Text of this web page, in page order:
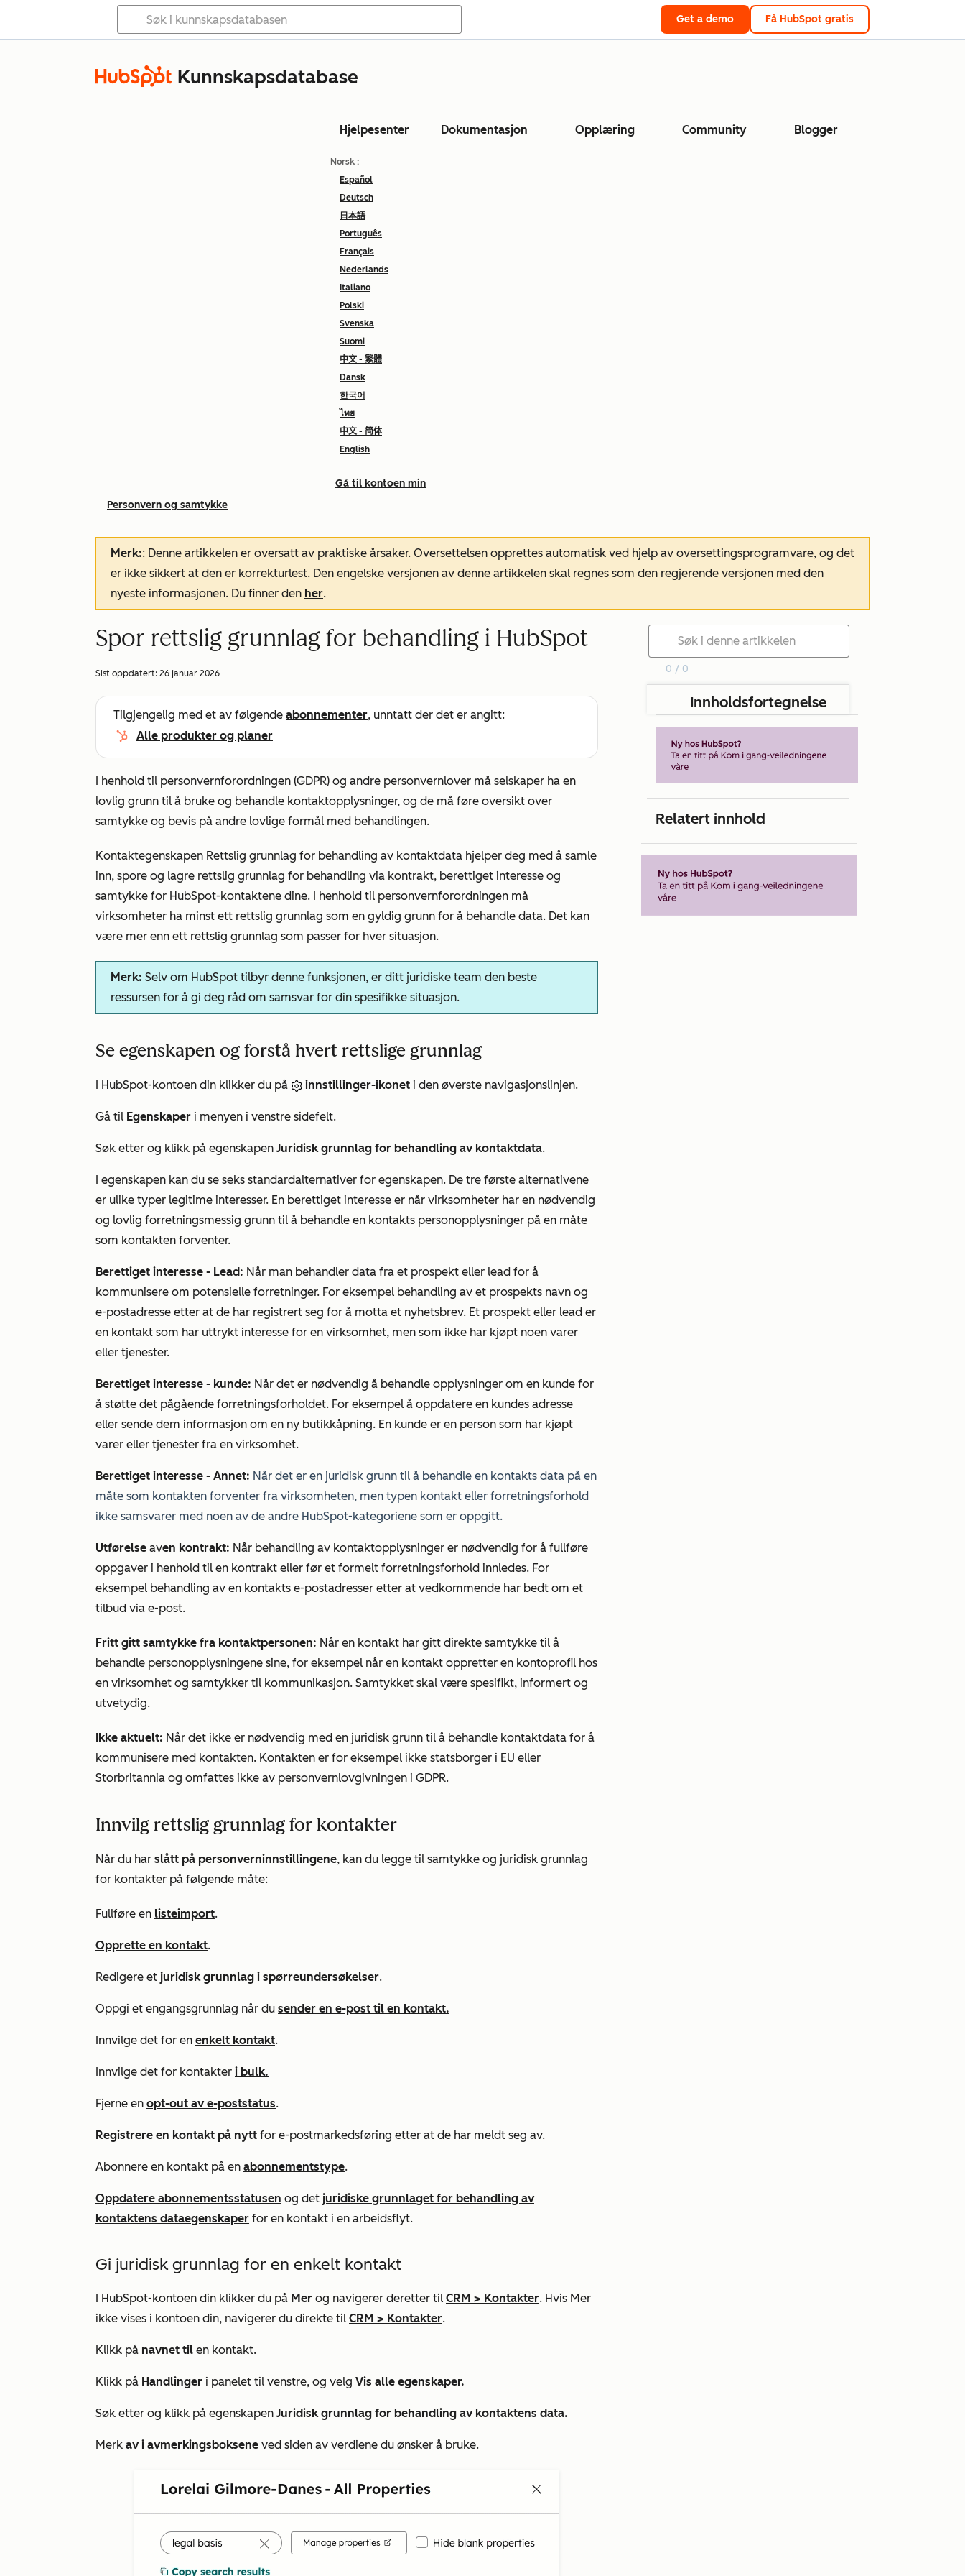
Get a demo Få HubSpot gratis
Kunnskapsdatabase
Hjelpesenter Dokumentasjon Opplæring Community Blogger
Norsk :
Español
Deutsch
日本語
Português
Français
Nederlands
Italiano
Polski
Svenska
Suomi
中文 - 繁體
Dansk
한국어
ไทย
中文 - 简体
English
Gå til kontoen min
Personvern og samtykke
Merk:: Denne artikkelen er oversatt av praktiske årsaker. Oversettelsen opprettes automatisk ved hjelp av oversettingsprogramvare, og det
er ikke sikkert at den er korrekturlest. Den engelske versjonen av denne artikkelen skal regnes som den regjerende versjonen med den
nyeste informasjonen. Du finner den her.
Spor rettslig grunnlag for behandling i HubSpot
Sist oppdatert: 26 januar 2026
Tilgjengelig med et av følgende abonnementer, unntatt der det er angitt:
Alle produkter og planer
I henhold til personvernforordningen (GDPR) og andre personvernlover må selskaper ha en
lovlig grunn til å bruke og behandle kontaktopplysninger, og de må føre oversikt over
samtykke og bevis på andre lovlige formål med behandlingen.
Kontaktegenskapen Rettslig grunnlag for behandling av kontaktdata hjelper deg med å samle
inn, spore og lagre rettslig grunnlag for behandling via kontrakt, berettiget interesse og
samtykke for HubSpot-kontaktene dine. I henhold til personvernforordningen må
virksomheter ha minst ett rettslig grunnlag som en gyldig grunn for å behandle data. Det kan
være mer enn ett rettslig grunnlag som passer for hver situasjon.
Merk: Selv om HubSpot tilbyr denne funksjonen, er ditt juridiske team den beste
ressursen for å gi deg råd om samsvar for din spesifikke situasjon.
Se egenskapen og forstå hvert rettslige grunnlag
I HubSpot-kontoen din klikker du på innstillinger-ikonet i den øverste navigasjonslinjen.
Gå til Egenskaper i menyen i venstre sidefelt.
Søk etter og klikk på egenskapen Juridisk grunnlag for behandling av kontaktdata.
I egenskapen kan du se seks standardalternativer for egenskapen. De tre første alternativene
er ulike typer legitime interesser. En berettiget interesse er når virksomheter har en nødvendig
og lovlig forretningsmessig grunn til å behandle en kontakts personopplysninger på en måte
som kontakten forventer.
Berettiget interesse - Lead: Når man behandler data fra et prospekt eller lead for å
kommunisere om potensielle forretninger. For eksempel behandling av et prospekts navn og
e-postadresse etter at de har registrert seg for å motta et nyhetsbrev. Et prospekt eller lead er
en kontakt som har uttrykt interesse for en virksomhet, men som ikke har kjøpt noen varer
eller tjenester.
Berettiget interesse - kunde: Når det er nødvendig å behandle opplysninger om en kunde for
å støtte det pågående forretningsforholdet. For eksempel å oppdatere en kundes adresse
eller sende dem informasjon om en ny butikkåpning. En kunde er en person som har kjøpt
varer eller tjenester fra en virksomhet.
Berettiget interesse - Annet: Når det er en juridisk grunn til å behandle en kontakts data på en
måte som kontakten forventer fra virksomheten, men typen kontakt eller forretningsforhold
ikke samsvarer med noen av de andre HubSpot-kategoriene som er oppgitt.
Utførelse aven kontrakt: Når behandling av kontaktopplysninger er nødvendig for å fullføre
oppgaver i henhold til en kontrakt eller før et formelt forretningsforhold innledes. For
eksempel behandling av en kontakts e-postadresser etter at vedkommende har bedt om et
tilbud via e-post.
Fritt gitt samtykke fra kontaktpersonen: Når en kontakt har gitt direkte samtykke til å
behandle personopplysningene sine, for eksempel når en kontakt oppretter en kontoprofil hos
en virksomhet og samtykker til kommunikasjon. Samtykket skal være spesifikt, informert og
utvetydig.
Ikke aktuelt: Når det ikke er nødvendig med en juridisk grunn til å behandle kontaktdata for å
kommunisere med kontakten. Kontakten er for eksempel ikke statsborger i EU eller
Storbritannia og omfattes ikke av personvernlovgivningen i GDPR.
Innvilg rettslig grunnlag for kontakter
Når du har slått på personverninnstillingene, kan du legge til samtykke og juridisk grunnlag
for kontakter på følgende måte:
Fullføre en listeimport.
Opprette en kontakt.
Redigere et juridisk grunnlag i spørreundersøkelser.
Oppgi et engangsgrunnlag når du sender en e-post til en kontakt.
Innvilge det for en enkelt kontakt.
Innvilge det for kontakter i bulk.
Fjerne en opt-out av e-poststatus.
Registrere en kontakt på nytt for e-postmarkedsføring etter at de har meldt seg av.
Abonnere en kontakt på en abonnementstype.
Oppdatere abonnementsstatusen og det juridiske grunnlaget for behandling av
kontaktens dataegenskaper for en kontakt i en arbeidsflyt.
Gi juridisk grunnlag for en enkelt kontakt
I HubSpot-kontoen din klikker du på Mer og navigerer deretter til CRM > Kontakter. Hvis Mer
ikke vises i kontoen din, navigerer du direkte til CRM > Kontakter.
Klikk på navnet til en kontakt.
Klikk på Handlinger i panelet til venstre, og velg Vis alle egenskaper.
Søk etter og klikk på egenskapen Juridisk grunnlag for behandling av kontaktens data.
Merk av i avmerkingsboksene ved siden av verdiene du ønsker å bruke.
0 / 0
Innholdsfortegnelse
Relatert innhold